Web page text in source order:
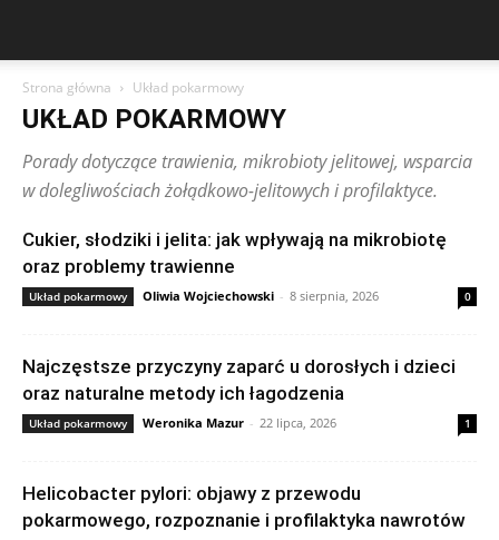
Strona główna Układ pokarmowy
UKŁAD POKARMOWY
Porady dotyczące trawienia, mikrobioty jelitowej, wsparcia
w dolegliwościach żołądkowo-jelitowych i profilaktyce.
Cukier, słodziki i jelita: jak wpływają na mikrobiotę
oraz problemy trawienne
Układ pokarmowy Oliwia Wojciechowski - 8 sierpnia, 2026 0
Najczęstsze przyczyny zaparć u dorosłych i dzieci
oraz naturalne metody ich łagodzenia
Układ pokarmowy Weronika Mazur - 22 lipca, 2026 1
Helicobacter pylori: objawy z przewodu
pokarmowego, rozpoznanie i profilaktyka nawrotów